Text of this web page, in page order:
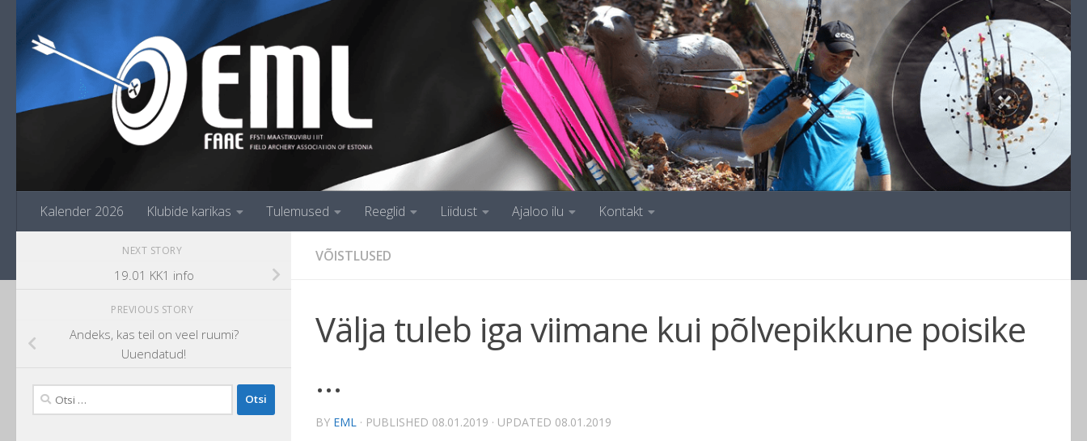
Skip to content
Kalender 2026 Klubide karikas Tulemused Reeglid Liidust Ajaloo ilu Kontakt
VÕISTLUSED
Välja tuleb iga viimane kui põlvepikkune poisike
…
BY EML · PUBLISHED 08.01.2019 · UPDATED 08.01.2019
NEXT STORY
19.01 KK1 info
PREVIOUS STORY
Andeks, kas teil on veel ruumi?
Uuendatud!
Otsi: